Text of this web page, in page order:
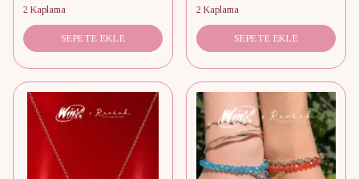
2 Kaplama
SEPETE EKLE
2 Kaplama
SEPETE EKLE